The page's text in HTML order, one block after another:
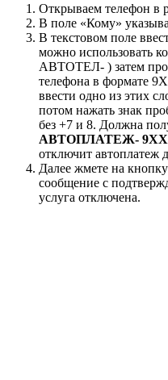
Открываем телефон в
В поле «Кому»
В текстовом поле
можно использовать
АВТОТЕЛ- ) затем
телефона в формате
ввести одно из этих
потом нажать знак
без +7 и 8. Должна
АВТОПЛАТЕЖ-
отключит автоплатеж
Далее жмете на
сообщение с
услуга отключена.